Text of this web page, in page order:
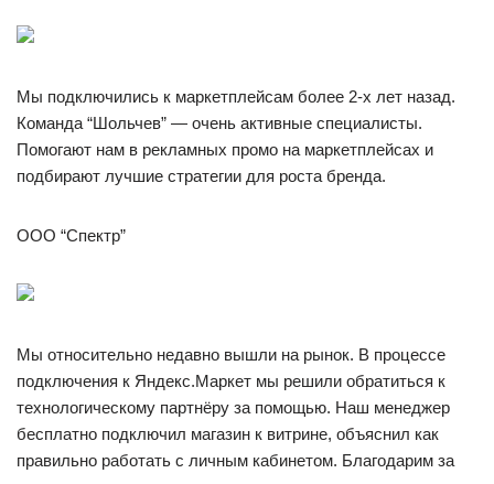
Мы подключились к маркетплейсам более 2-х лет назад.
Команда “Шольчев” — очень активные специалисты.
Помогают нам в рекламных промо на маркетплейсах и
подбирают лучшие стратегии для роста бренда.
ООО “Спектр”
Мы относительно недавно вышли на рынок. В процессе
подключения к Яндекс.Маркет мы решили обратиться к
технологическому партнёру за помощью. Наш менеджер
бесплатно подключил магазин к витрине, объяснил как
правильно работать с личным кабинетом. Благодарим за